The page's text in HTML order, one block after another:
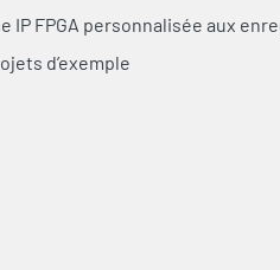
IP FPGA personnalisée aux
d’exemple